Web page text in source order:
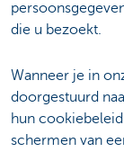
die u bezoekt.
Wanneer je in
doorgestuurd
hun
schermen van